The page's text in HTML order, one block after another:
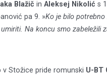
Blažič in Aleksej Nikolić s
pa 9. »Ko je bilo
Na koncu smo zabeležili
Stožice pride romunski U-BT